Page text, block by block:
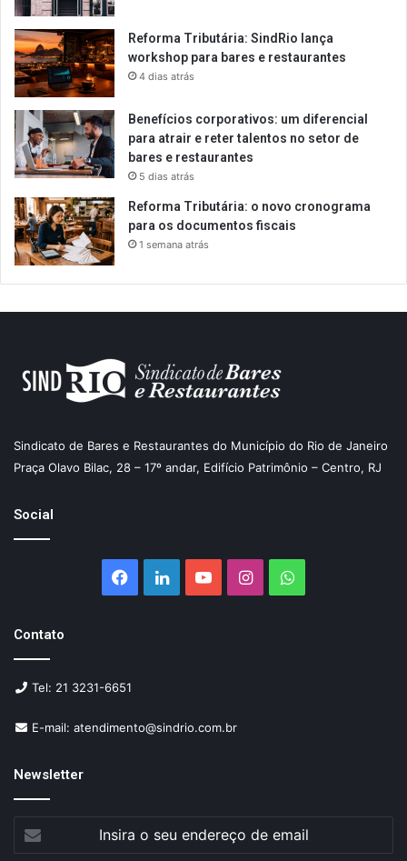
Reforma Tributária: SindRio lança
workshop para bares e restaurantes
4 dias atrás
Benefícios corporativos: um diferencial
para atrair e reter talentos no setor de
bares e restaurantes
5 dias atrás
Reforma Tributária: o novo cronograma
para os documentos fiscais
1 semana atrás
Sindicato de Bares e Restaurantes do Município do Rio de Janeiro
Praça Olavo Bilac, 28 – 17º andar, Edifício Patrimônio – Centro, RJ
Social
Facebook
LinkedinYouTubeInstagramWhatsApp
Contato
Tel: 21 3231-6651
E-mail: atendimento@sindrio.com.br
Newsletter